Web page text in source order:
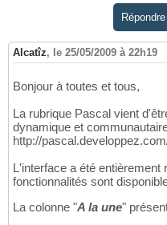
Alcatîz, le 25/05/2009 à 22h19
Bonjour à toutes et tous,
La rubrique Pascal vient
dynamique et
http://
L'interface a été entièrement
fonctionnalités sont
La colonne "A la une"